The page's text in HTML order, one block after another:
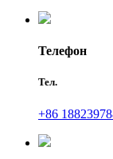
Телефон
Тел.
+86